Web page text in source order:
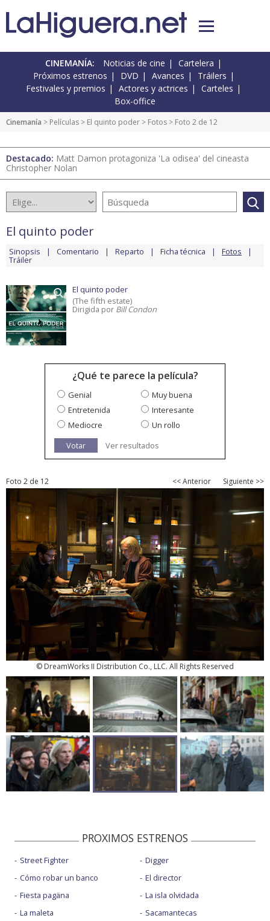
CINEMANÍA: Noticias de cine
Cartelera
Próximos estrenos
DVD Avances
Tráilers
Festivales y premios
Actores y actrices
Carteles
Box-office
Cinemanía > Películas > El quinto poder > Fotos > Foto 2 de 12
Destacado: Matt Damon protagoniza 'La odisea' del cineasta
Christopher Nolan
El quinto poder
Sinopsis Comentario Reparto Ficha técnica Fotos
Tráiler
El quinto poder
(The fifth estate)
Dirigida por Bill Condon
¿Qué te parece la película?
Genial
Muy buena
Entretenida
Interesante
Mediocre
Un rollo
Votar
Ver resultados
Foto 2 de 12 << Anterior Siguiente >>
© DreamWorks II Distribution Co., LLC. All Rights Reserved
PROXIMOS ESTRENOS
Street Fighter
Cómo robar un banco
Fiesta pagäna
La maleta
Digger
El director
La isla olvidada
Sacamantecas